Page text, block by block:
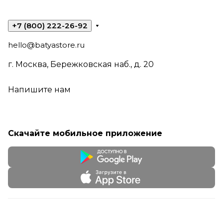
+7 (800) 222-26-92
hello@batyastore.ru
г. Москва, Бережковская наб., д. 20
Напишите нам
Скачайте мобильное приложение